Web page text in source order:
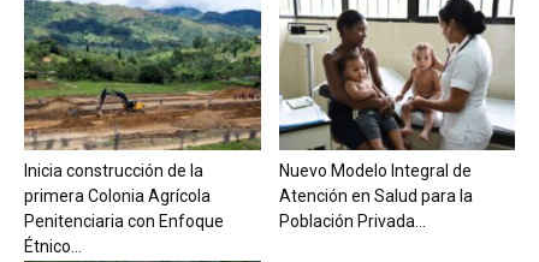
Inicia construcción de la
primera Colonia Agrícola
Penitenciaria con Enfoque
Étnico...
Nuevo Modelo Integral de
Atención en Salud para la
Población Privada...